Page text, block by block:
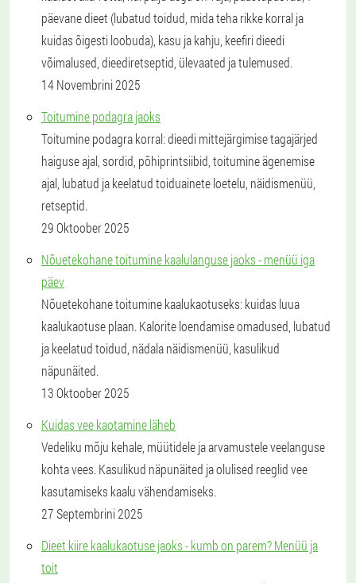
päevane dieet (lubatud toidud, mida teha rikke korral ja
kuidas õigesti loobuda), kasu ja kahju, keefiri dieedi
võimalused, dieediretseptid, ülevaated ja tulemused.
14 Novembrini 2025
Toitumine podagra jaoks
Toitumine podagra korral: dieedi mittejärgimise tagajärjed
haiguse ajal, sordid, põhiprintsiibid, toitumine ägenemise
ajal, lubatud ja keelatud toiduainete loetelu, näidismenüü,
retseptid.
29 Oktoober 2025
Nõuetekohane toitumine kaalulanguse jaoks - menüü iga
päev
Nõuetekohane toitumine kaalukaotuseks: kuidas luua
kaalukaotuse plaan. Kalorite loendamise omadused, lubatud
ja keelatud toidud, nädala näidismenüü, kasulikud
näpunäited.
13 Oktoober 2025
Kuidas vee kaotamine läheb
Vedeliku mõju kehale, müütidele ja arvamustele veelanguse
kohta vees. Kasulikud näpunäited ja olulised reeglid vee
kasutamiseks kaalu vähendamiseks.
27 Septembrini 2025
Dieet kiire kaalukaotuse jaoks - kumb on parem? Menüü ja
toit